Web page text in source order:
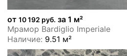
от 10 192 руб. за 1 м²
Мрамор Bardiglio Imperiale
Наличие: 9.51 м²